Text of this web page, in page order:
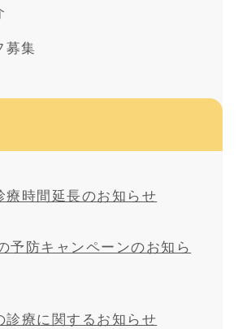
募集
療時間延長のお知らせ
予防キャンペーンのお知ら
診療に関するお知らせ